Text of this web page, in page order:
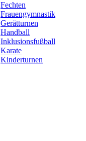
Fechten
Frauengymnastik
Gerätturnen
Handball
Inklusionsfußball
Karate
Kinderturnen